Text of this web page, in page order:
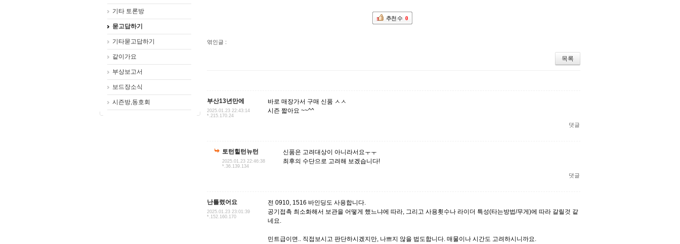
기타 토론방
묻고답하기
기타묻고답하기
같이가요
부상보고서
보드장소식
시즌방,동호회
추천 수 0
엮인글 :
목록
부산13년만에
2025.01.23 22:43:14
*.215.170.24
바로 매장가서 구매 신품 ㅅㅅ
시즌 짧아요 ~~^^
댓글
토턴힐턴뉴턴
2025.01.23 22:46:38
*.36.139.134
신품은 고려대상이 아니라서요ㅜㅜ
최후의 수단으로 고려해 보겠습니다!
댓글
난틀렸어요
2025.01.23 23:01:39
*.152.160.170
전 0910, 1516 바인딩도 사용합니다.
공기접촉 최소화해서 보관을 어떻게 했느냐에 따라, 그리고 사용횟수나 라이더 특성(타는방법/무게)에 따라 갈릴것 같
네요.
민트급이면.. 직접보시고 판단하시겠지만, 나쁘지 않을 법도합니다. 매물이나 시간도 고려하시니까요.